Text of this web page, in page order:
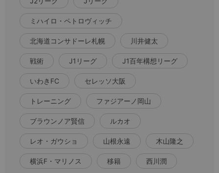
ミハイロ・ペトロヴィッチ
北海道コンサドーレ札幌 川井健太
戦術 J1リーグ J1百年構想リーグ
いわきFC セレッソ大阪
トレーニング ファジアーノ岡山
ブラウンノア賢信 ルカオ
レオ・ガウショ 山根永遠 木山隆之
横浜F・マリノス 移籍 西川潤